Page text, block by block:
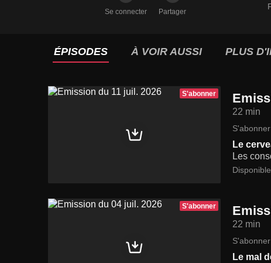
Se connecter Partager
ÉPISODES À VOIR AUSSI PLUS
S'abonner
22 min
S'abonner
Le
Les
S'abonner
22 min
S'abonner
Le mal